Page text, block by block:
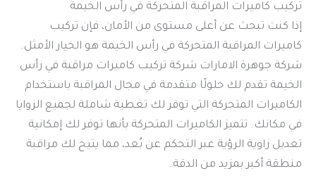
تركيب كاميرات المراقبة المتحركة في رأس الخيمة
إذا كنت تبحث عن أعلى مستوى من الأمان، فإن تركيب
كاميرات المراقبة المتحركة في رأس الخيمة هو الخيار الأمثل.
شركة جوهرة الامارات شركة تركيب كاميرات مراقبة في رأس
الخيمة تقدم لك حلولًا متقدمة في مجال المراقبة باستخدام
الكاميرات المتحركة التي توفر لك تغطية شاملة لجميع الزوايا
في مكانك. تتميز الكاميرات المتحركة بأنها توفر لك إمكانية
تعديل زاوية الرؤية عبر التحكم عن بُعد، مما يتيح لك مراقبة
منطقة أكبر بمزيد من الدقة.